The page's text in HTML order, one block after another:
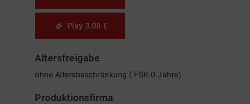
Play 3,00 €
Altersfreigabe
ohne Altersbeschränkung ( FSK 0 Jahre)
Produktionsfirma